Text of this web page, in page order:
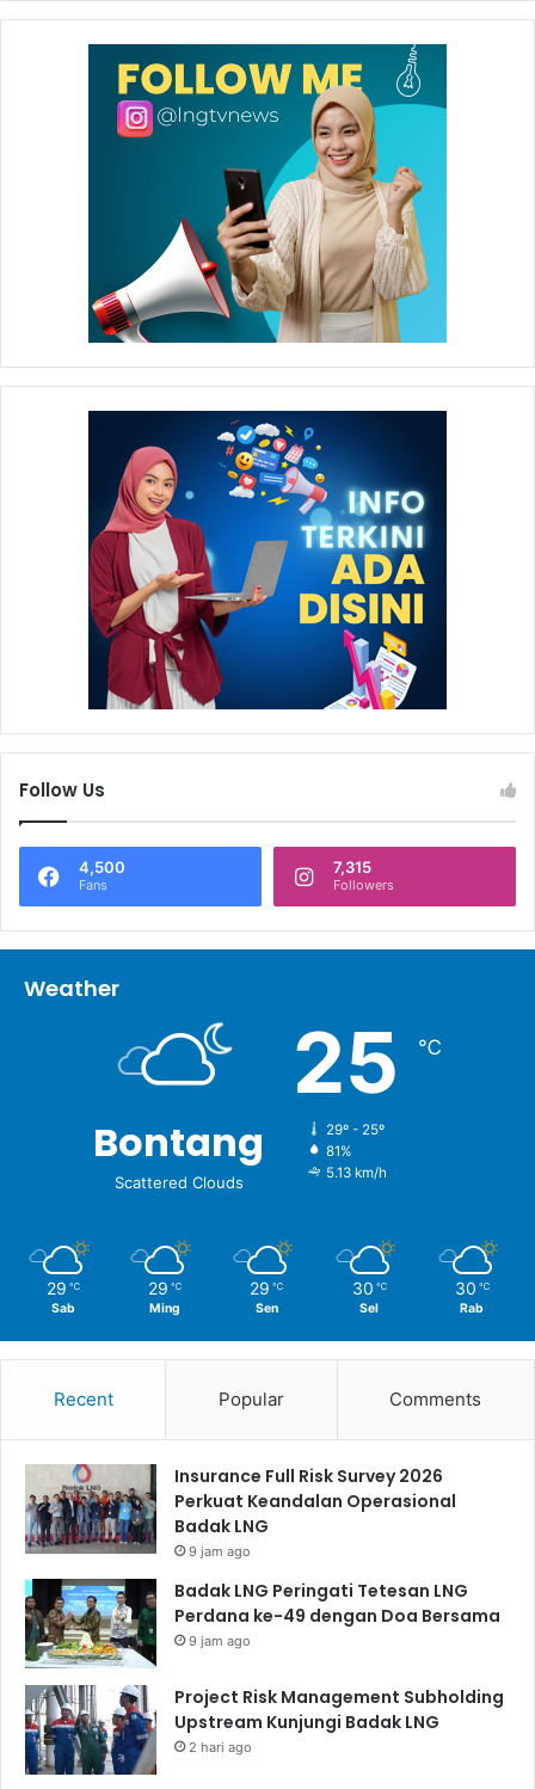
Follow Us
4,500
Fans
7,315
Followers
Weather
Bontang
Scattered Clouds
25 ℃
29º - 25º
81%
5.13 km/h
29 ℃
Sab
29 ℃
Ming
29 ℃
Sen
30 ℃
Sel
30 ℃
Rab
Recent Popular Comments
Insurance Full Risk Survey 2026
Perkuat Keandalan Operasional
Badak LNG
9 jam ago
Badak LNG Peringati Tetesan LNG
Perdana ke-49 dengan Doa Bersama
9 jam ago
Project Risk Management Subholding
Upstream Kunjungi Badak LNG
2 hari ago